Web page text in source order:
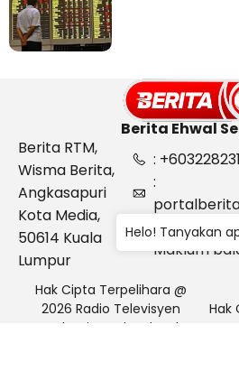
Berita Ehwal
Berita RTM,
Wisma Berita,
Angkasapuri
Kota Media,
50614 Kuala
Lumpur
:
:
: Aduan &
Maklum
Hak Cipta Terpelihara @
2026 Radio Televisyen
Malaysia, Berita Ehwal
Hak
Helo! Tanyakan